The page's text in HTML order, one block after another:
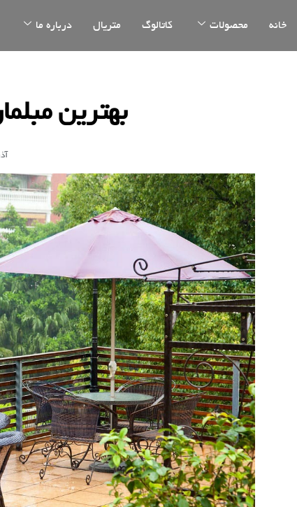
خانه محصولات کاتالوگ متریال درباره ما
بهترین
آذر